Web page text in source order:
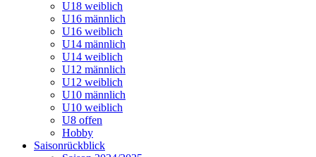
U18 weiblich
U16 männlich
U16 weiblich
U14 männlich
U14 weiblich
U12 männlich
U12 weiblich
U10 männlich
U10 weiblich
U8 offen
Hobby
Saisonrückblick